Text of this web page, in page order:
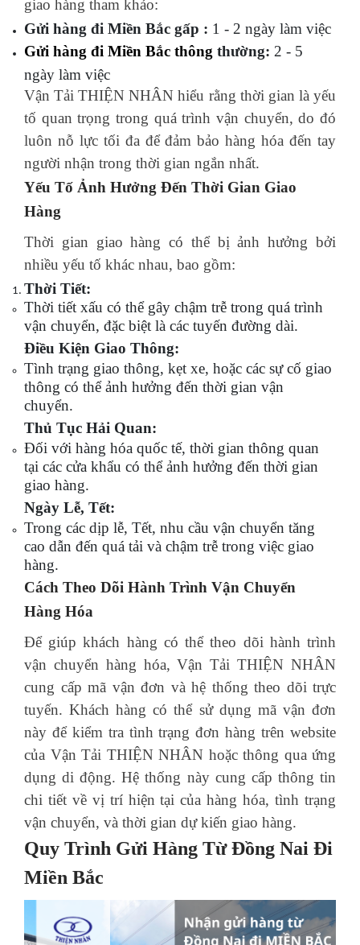
giao hàng tham khảo:
Gửi hàng đi Miền Bắc gấp : 1 - 2 ngày làm việc
Gửi hàng đi Miền Bắc thông thường: 2 - 5
ngày làm việc
Vận Tải THIỆN NHÂN hiểu rằng thời gian là yếu
tố quan trọng trong quá trình vận chuyển, do đó
luôn nỗ lực tối đa để đảm bảo hàng hóa đến tay
người nhận trong thời gian ngắn nhất.
Yếu Tố Ảnh Hưởng Đến Thời Gian Giao
Hàng
Thời gian giao hàng có thể bị ảnh hưởng bởi
nhiều yếu tố khác nhau, bao gồm:
Thời Tiết:
Thời tiết xấu có thể gây chậm trễ trong quá trình
vận chuyển, đặc biệt là các tuyến đường dài.
Điều Kiện Giao Thông:
Tình trạng giao thông, kẹt xe, hoặc các sự cố giao
thông có thể ảnh hưởng đến thời gian vận
chuyển.
Thủ Tục Hải Quan:
Đối với hàng hóa quốc tế, thời gian thông quan
tại các cửa khẩu có thể ảnh hưởng đến thời gian
giao hàng.
Ngày Lễ, Tết:
Trong các dịp lễ, Tết, nhu cầu vận chuyển tăng
cao dẫn đến quá tải và chậm trễ trong việc giao
hàng.
Cách Theo Dõi Hành Trình Vận Chuyển
Hàng Hóa
Để giúp khách hàng có thể theo dõi hành trình
vận chuyển hàng hóa, Vận Tải THIỆN NHÂN
cung cấp mã vận đơn và hệ thống theo dõi trực
tuyến. Khách hàng có thể sử dụng mã vận đơn
này để kiểm tra tình trạng đơn hàng trên website
của Vận Tải THIỆN NHÂN hoặc thông qua ứng
dụng di động. Hệ thống này cung cấp thông tin
chi tiết về vị trí hiện tại của hàng hóa, tình trạng
vận chuyển, và thời gian dự kiến giao hàng.
Quy Trình Gửi Hàng Từ Đồng Nai Đi
Miền Bắc